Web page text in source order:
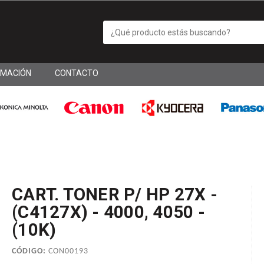
CONTACTO
CART. TONER P/ HP 27X -
(C4127X) - 4000, 4050 -
(10K)
CÓDIGO: CON00193